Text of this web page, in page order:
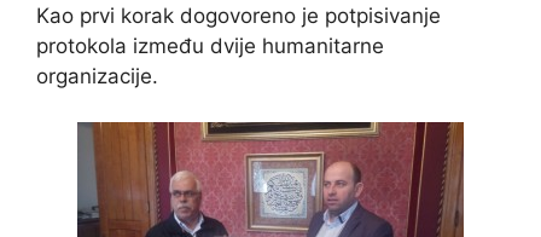
Kao prvi korak dogovoreno je potpisivanje
protokola između dvije humanitarne
organizacije.